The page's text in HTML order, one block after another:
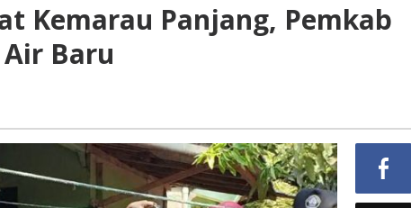
Kemarau Panjang, Pemkab
Baru